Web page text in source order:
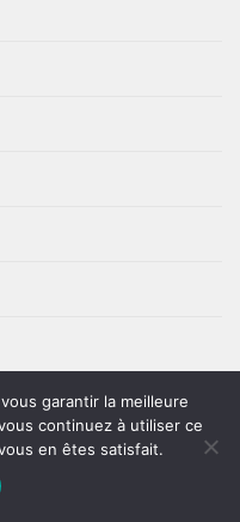
garantir la meilleure
continuez à utiliser ce
en êtes satisfait.